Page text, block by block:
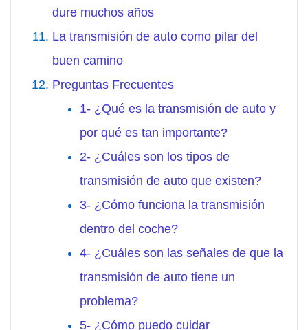
dure muchos años
La transmisión de auto como pilar del
buen camino
Preguntas Frecuentes
1- ¿Qué es la transmisión de auto y
por qué es tan importante?
2- ¿Cuáles son los tipos de
transmisión de auto que existen?
3- ¿Cómo funciona la transmisión
dentro del coche?
4- ¿Cuáles son las señales de que la
transmisión de auto tiene un
problema?
5- ¿Cómo puedo cuidar